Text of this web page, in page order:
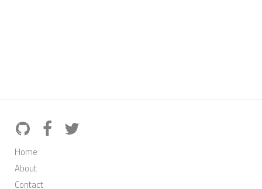
Home
About
Contact